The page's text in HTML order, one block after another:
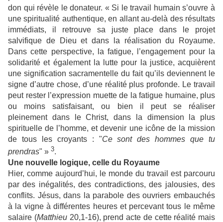
don qui révèle le donateur. « Si le travail humain s’ouvre à
une spiritualité authentique, en allant au-delà des résultats
immédiats, il retrouve sa juste place dans le projet
salvifique de Dieu et dans la réalisation du Royaume.
Dans cette perspective, la fatigue, l’engagement pour la
solidarité et également la lutte pour la justice, acquièrent
une signification sacramentelle du fait qu’ils deviennent le
signe d’autre chose, d’une réalité plus profonde. Le travail
peut rester l’expression muette de la fatigue humaine, plus
ou moins satisfaisant, ou bien il peut se réaliser
pleinement dans le Christ, dans la dimension la plus
spirituelle de l’homme, et devenir une icône de la mission
de tous les croyants : "Ce sont des hommes que tu
prendras" » 3.
Une nouvelle logique, celle du Royaume
Hier, comme aujourd’hui, le monde du travail est parcouru
par des inégalités, des contradictions, des jalousies, des
conflits. Jésus, dans la parabole des ouvriers embauchés
à la vigne à différentes heures et percevant tous le même
salaire (Matthieu20,1-16), prend acte de cette réalité mais